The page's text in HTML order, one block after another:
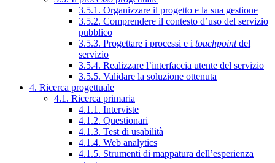
3.5.1. Organizzare il progetto e la sua gestione
3.5.2. Comprendere il contesto d’uso del servizio
pubblico
3.5.3. Progettare i processi e i touchpointdel
servizio
3.5.4. Realizzare l’interfaccia utente del servizio
3.5.5. Validare la soluzione ottenuta
4. Ricerca progettuale
4.1. Ricerca primaria
4.1.1. Interviste
4.1.2. Questionari
4.1.3. Test di usabilità
4.1.4. Web analytics
4.1.5. Strumenti di mappatura dell’esperienza